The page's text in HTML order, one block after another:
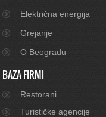
Električna energija
Grejanje
O Beogradu
BAZA FIRMI
Restorani
Turističke agencije